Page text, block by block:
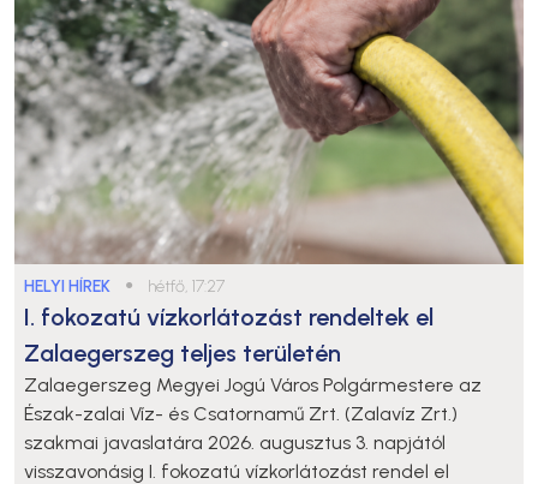
HELYI HÍREK ● hétfő, 17:27
I. fokozatú vízkorlátozást rendeltek el
Zalaegerszeg teljes területén
Zalaegerszeg Megyei Jogú Város Polgármestere az
Észak-zalai Víz- és Csatornamű Zrt. (Zalavíz Zrt.)
szakmai javaslatára 2026. augusztus 3. napjától
visszavonásig I. fokozatú vízkorlátozást rendel el